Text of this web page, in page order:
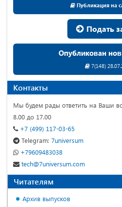
Публикация на
Подать
Опубликован
7(148)
Контакты
Мы будем рады ответить на Ваши
8.00 до 17.00
+7 (499) 117-03-65
Telegram: 7universum
+79609483038
tech@7universum.com
Читателям
Архив выпусков